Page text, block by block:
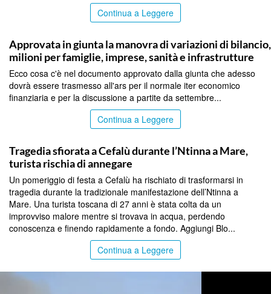
Continua a Leggere
Approvata in giunta la manovra di variazioni di
milioni per famiglie, imprese, sanità e infrastrutture
Ecco cosa c'è nel documento approvato dalla giunta che adesso
dovrà essere trasmesso all'ars per il normale iter economico
finanziaria e per la discussione a partite da settembre...
Continua a Leggere
Tragedia sfiorata a Cefalù durante l’Ntinna a Mare,
turista rischia di annegare
Un pomeriggio di festa a Cefalù ha rischiato di trasformarsi in
tragedia durante la tradizionale manifestazione dell’Ntinna a
Mare. Una turista toscana di 27 anni è stata colta da un
improvviso malore mentre si trovava in acqua, perdendo
conoscenza e finendo rapidamente a fondo. Aggiungi Blo...
Continua a Leggere